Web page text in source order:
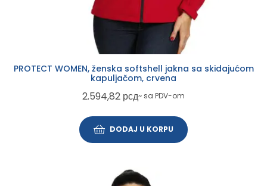
PROTECT WOMEN, ženska softshell jakna sa skidajućom
kapuljačom, crvena
2.594,82 рсд~ sa PDV-om
DODAJ U KORPU